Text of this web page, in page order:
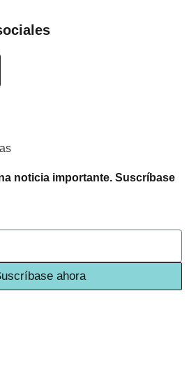
noticia importante. Suscríbase
ahora